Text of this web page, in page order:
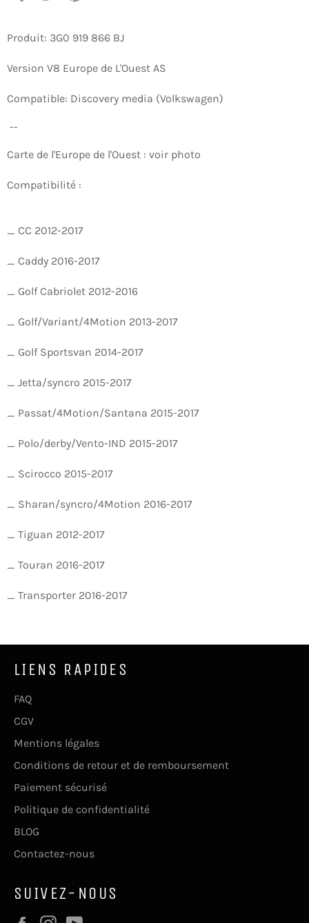
Produit: 3G0 919 866 BJ
Version V8 Europe de L'Ouest AS
Compatible: Discovery media (Volkswagen)
--
Carte de l'Europe de l'Ouest : voir photo
Compatibilité :
_ CC 2012-2017
_ Caddy 2016-2017
_ Golf Cabriolet 2012-2016
_ Golf/Variant/4Motion 2013-2017
_ Golf Sportsvan 2014-2017
_ Jetta/syncro 2015-2017
_ Passat/4Motion/Santana 2015-2017
_ Polo/derby/Vento-IND 2015-2017
_ Scirocco 2015-2017
_ Sharan/syncro/4Motion 2016-2017
_ Tiguan 2012-2017
_ Touran 2016-2017
_ Transporter 2016-2017
LIENS RAPIDES
FAQ
CGV
Mentions légales
Conditions de retour et de remboursement
Paiement sécurisé
Politique de confidentialité
BLOG
Contactez-nous
SUIVEZ-NOUS